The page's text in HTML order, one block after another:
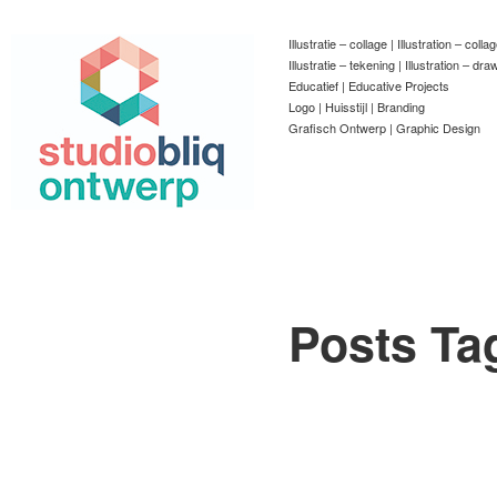
Illustratie – collage | Illustration –
Illustratie – tekening | Illustration –
Educatief | Educative Projects
Logo | Huisstijl | Branding
Grafisch Ontwerp | Graphic Design
Posts